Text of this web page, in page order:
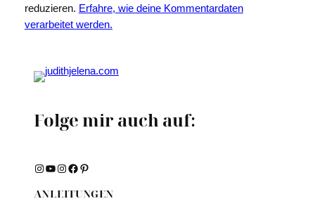
reduzieren. Erfahre, wie deine Kommentardaten
verarbeitet werden.
Folge mir auch auf:
Instagram YouTube Instagram Facebook Pinterest
ANLEITUNGEN